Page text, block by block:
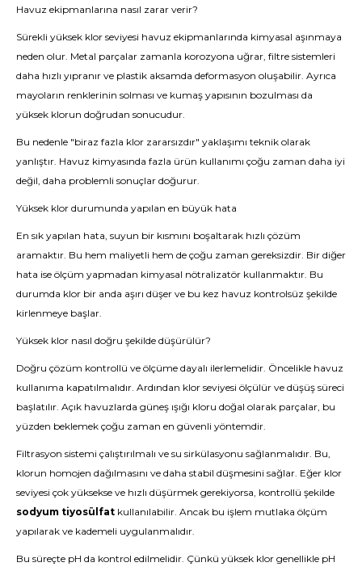
Havuz ekipmanlarına nasıl zarar verir?
Sürekli yüksek klor seviyesi havuz ekipmanlarında kimyasal aşınmaya
neden olur. Metal parçalar zamanla korozyona uğrar, filtre sistemleri
daha hızlı yıpranır ve plastik aksamda deformasyon oluşabilir. Ayrıca
mayoların renklerinin solması ve kumaş yapısının bozulması da
yüksek klorun doğrudan sonucudur.
Bu nedenle "biraz fazla klor zararsızdır" yaklaşımı teknik olarak
yanlıştır. Havuz kimyasında fazla ürün kullanımı çoğu zaman daha iyi
değil, daha problemli sonuçlar doğurur.
Yüksek klor durumunda yapılan en büyük hata
En sık yapılan hata, suyun bir kısmını boşaltarak hızlı çözüm
aramaktır. Bu hem maliyetli hem de çoğu zaman gereksizdir. Bir diğer
hata ise ölçüm yapmadan kimyasal nötralizatör kullanmaktır. Bu
durumda klor bir anda aşırı düşer ve bu kez havuz kontrolsüz şekilde
kirlenmeye başlar.
Yüksek klor nasıl doğru şekilde düşürülür?
Doğru çözüm kontrollü ve ölçüme dayalı ilerlemelidir. Öncelikle havuz
kullanıma kapatılmalıdır. Ardından klor seviyesi ölçülür ve düşüş süreci
başlatılır. Açık havuzlarda güneş ışığı kloru doğal olarak parçalar, bu
yüzden beklemek çoğu zaman en güvenli yöntemdir.
Filtrasyon sistemi çalıştırılmalı ve su sirkülasyonu sağlanmalıdır. Bu,
klorun homojen dağılmasını ve daha stabil düşmesini sağlar. Eğer klor
seviyesi çok yüksekse ve hızlı düşürmek gerekiyorsa, kontrollü şekilde
sodyum tiyosülfat kullanılabilir. Ancak bu işlem mutlaka ölçüm
yapılarak ve kademeli uygulanmalıdır.
Bu süreçte pH da kontrol edilmelidir. Çünkü yüksek klor genellikle pH